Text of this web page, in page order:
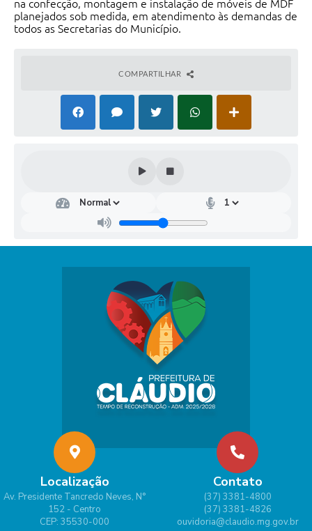
na confecção, montagem e instalação de móveis de MDF
planejados sob medida, em atendimento às demandas de
todos as Secretarias do Município.
COMPARTILHAR
Localização
Av. Presidente Tancredo Neves, N°
152 - Centro
CEP: 35530-000
Contato
(37) 3381-4800
(37) 3381-4826
ouvidoria@claudio.mg.gov.br